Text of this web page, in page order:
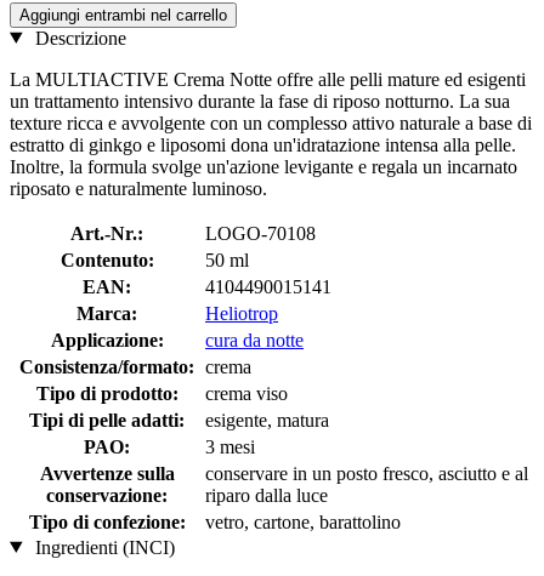
Aggiungi entrambi nel carrello
Descrizione
La MULTIACTIVE Crema Notte offre alle pelli mature ed esigenti
un trattamento intensivo durante la fase di riposo notturno. La sua
texture ricca e avvolgente con un complesso attivo naturale a base di
estratto di ginkgo e liposomi dona un'idratazione intensa alla pelle.
Inoltre, la formula svolge un'azione levigante e regala un incarnato
riposato e naturalmente luminoso.
Art.-Nr.:
LOGO-70108
Contenuto:
50 ml
EAN:
4104490015141
Marca:
Heliotrop
Applicazione:
cura da notte
Consistenza/formato: crema
Tipo di prodotto:
crema viso
Tipi di pelle adatti:
esigente, matura
PAO:
3 mesi
Avvertenze sulla
conservazione:
conservare in un posto fresco, asciutto e al
riparo dalla luce
Tipo di confezione:
vetro, cartone, barattolino
Ingredienti (INCI)